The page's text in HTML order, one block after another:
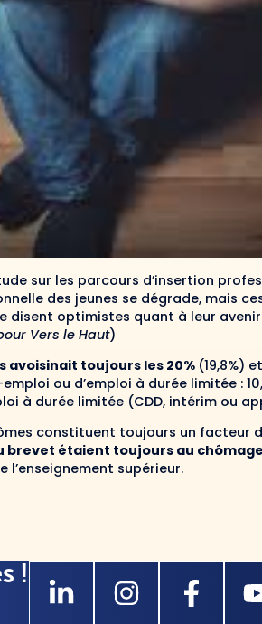
sur les parcours d’insertion
des jeunes se dégrade, mais
disent optimistes quant à leur
Vers le Haut)
avoisinait toujours les 20% (19,8%)
ou d’emploi à durée limitée :
à durée limitée (CDD, intérim ou
constituent toujours un facteur
brevet étaient toujours au chômage
l’enseignement supérieur.
!